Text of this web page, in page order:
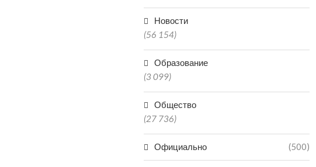
Новости
(56 154)
Образование
(3 099)
Общество
(27 736)
Официально (500)